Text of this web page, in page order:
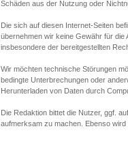
Schäden aus der Nutzung oder
Die sich auf diesen Internet-Seiten
übernehmen wir keine Gewähr für die
insbesondere der bereitgestellten
Wir möchten technische Störungen
bedingte Unterbrechungen oder
Herunterladen von Daten durch
Die Redaktion bittet die Nutzer, ggf.
aufmerksam zu machen. Ebenso